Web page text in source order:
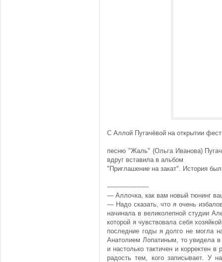
С Аллой Пугачёвой на открытии
песню "Жаль" (Ольга Иванова)
вдруг вставила в альбом
"Приглашение на закат". История
---------------------
— Аллочка, как вам новый тюнинг
— Надо сказать, что я очень
начинала в великолепной студии
которой я чувствовала себя
последние годы я долго не могла
Анатолием Лопатиным, то увидела
и настолько тактичен и корректен
радость тем, кого записывает. У